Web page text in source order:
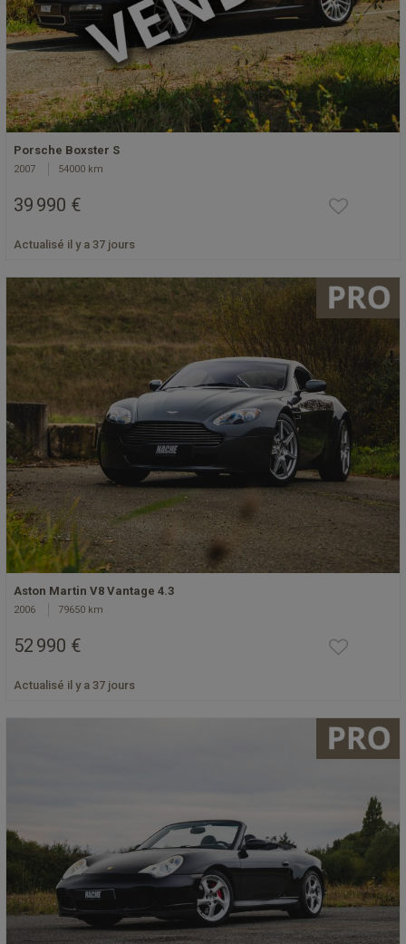
Porsche Boxster S
2007 54000 km
39 990 €
Actualisé il y a 37 jours
Aston Martin V8 Vantage 4.3
2006 79650 km
52 990 €
Actualisé il y a 37 jours